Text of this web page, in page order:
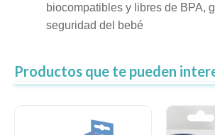
biocompatibles y libres de BPA,
seguridad del bebé
Productos que te pueden